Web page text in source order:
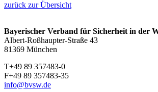
zurück zur Übersicht
Bayerischer Verband für Sicherheit in der
Albert-Roßhaupter-Straße 43
81369 München
T+49 89 357483-0
F+49 89 357483-35
info@bvsw.de